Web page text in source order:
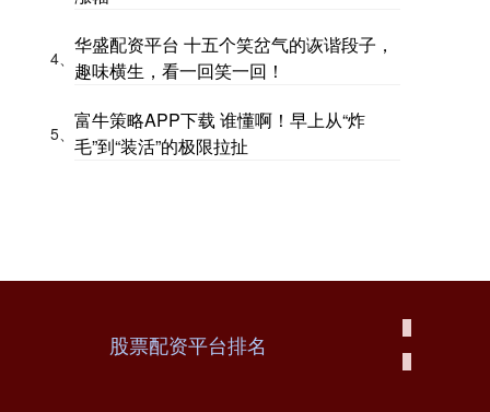
4、
华盛配资平台 十五个笑岔气的诙谐段子，
趣味横生，看一回笑一回！
5、
富牛策略APP下载 谁懂啊！早上从“炸
毛”到“装活”的极限拉扯
股票配资平台排名